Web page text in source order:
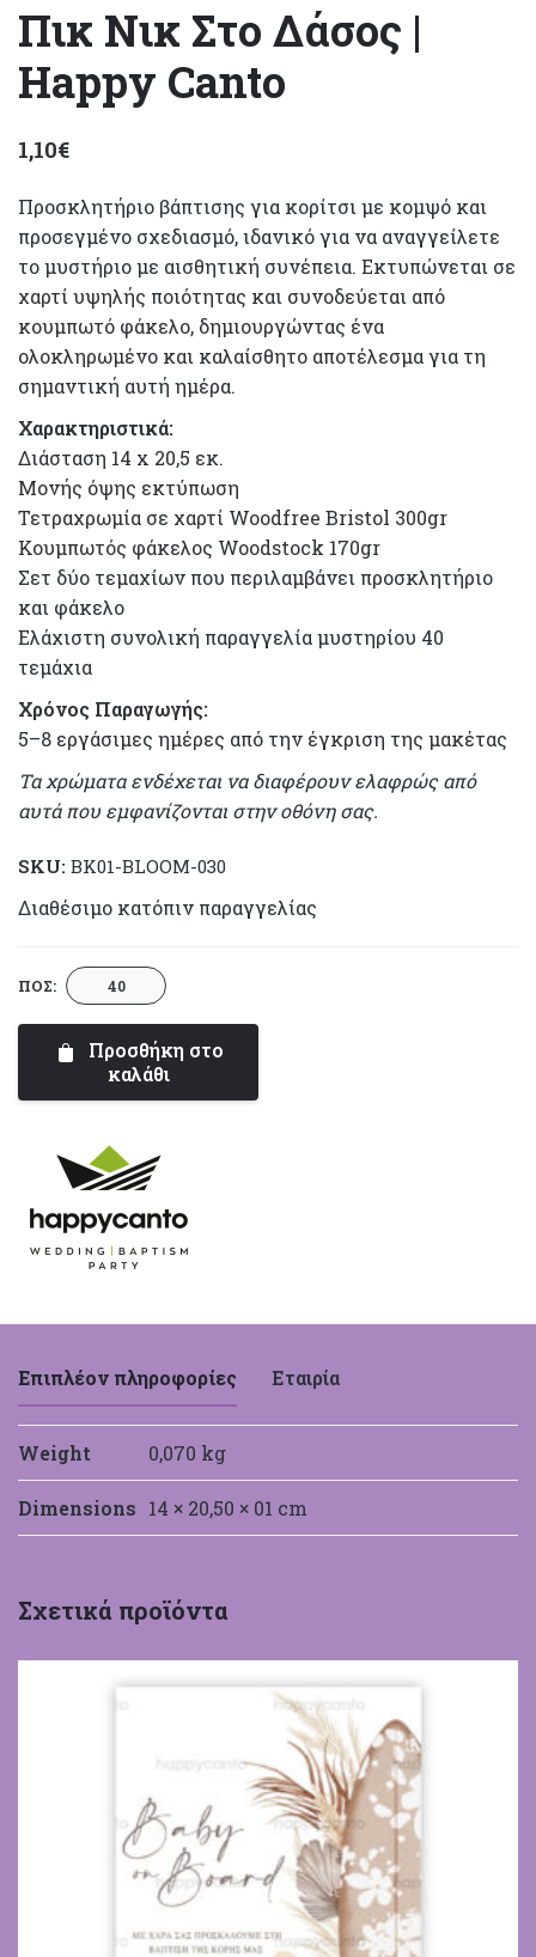
Πικ Νικ Στο Δάσος |
Happy Canto
1,10€
Προσκλητήριο βάπτισης για κορίτσι με κομψό και
προσεγμένο σχεδιασμό, ιδανικό για να αναγγείλετε
το μυστήριο με αισθητική συνέπεια. Εκτυπώνεται σε
χαρτί υψηλής ποιότητας και συνοδεύεται από
κουμπωτό φάκελο, δημιουργώντας ένα
ολοκληρωμένο και καλαίσθητο αποτέλεσμα για τη
σημαντική αυτή ημέρα.
Χαρακτηριστικά:
Διάσταση 14 x 20,5 εκ.
Μονής όψης εκτύπωση
Τετραχρωμία σε χαρτί Woodfree Bristol 300gr
Κουμπωτός φάκελος Woodstock 170gr
Σετ δύο τεμαχίων που περιλαμβάνει προσκλητήριο
και φάκελο
Ελάχιστη συνολική παραγγελία μυστηρίου 40
τεμάχια
Χρόνος Παραγωγής:
5–8 εργάσιμες ημέρες από την έγκριση της μακέτας
Τα χρώματα ενδέχεται να διαφέρουν ελαφρώς από
αυτά που εμφανίζονται στην οθόνη σας.
SKU: BK01-BLOOM-030
Διαθέσιμο κατόπιν παραγγελίας
ΠΟΣ: Πικ
Νικ
Στο
Δάσος
|
Canto
ποσότητα
Προσθήκη στο
καλάθι
Επιπλέον πληροφορίες Εταιρία
Weight 0,070 kg
Dimensions 14 × 20,50 × 01 cm
Σχετικά προϊόντα